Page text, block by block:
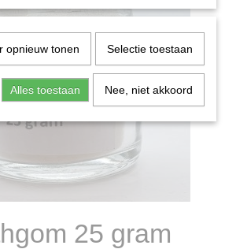
25 gram
opnieuw tonen Selectie toestaan
Alles toestaan Nee, niet akkoord